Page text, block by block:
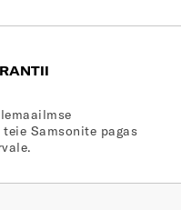
Samsonite pagas